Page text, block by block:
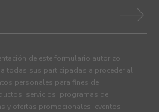
de este formulario autorizo
a todas sus participadas a proceder al
personales para fines de
servicios, programas de
y ofertas promocionales, eventos,